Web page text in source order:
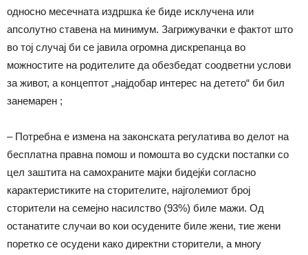
односно месечната издршка ќе биде исклучена или
апсолутно ставена на минимум. Загрижувачки е фактот што
во тој случај би се јавила огромна дискрепанца во
можностите на родителите да обезбедат соодветни услови
за живот, а концептот „најдобар интерес на детето“ би бил
занемарен ;
– Потребна е измена на законската регулатива во делот на
бесплатна правна помош и помошта во судски постапки со
цел заштита на самохраните мајки бидејќи согласно
карактеристиките на сторителите, најголемиот број
сторители на семејно насилство (93%) биле мажи. Од
останатите случаи во кои осудените биле жени, тие жени
поретко се осудени како директни сторители, а многу